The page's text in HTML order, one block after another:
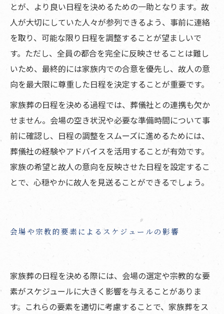
とが、より良い日程を決めるための一助となります。故
人が大切にしていた人々が参列できるよう、事前に連絡
を取り、可能な限り日程を調整することが望ましいで
す。ただし、全員の都合を完全に反映させることは難し
いため、最終的には家族内での合意を優先し、故人の意
向を最大限に尊重した日程を決定することが重要です。
家族葬の日程を決める過程では、葬儀社との連携も欠か
せません。会場の空き状況や必要な準備時間について事
前に確認し、日程の調整をスムーズに進めるためには、
葬儀社の経験やアドバイスを活用することが有効です。
家族の希望と故人の意向を反映させた日程を設定するこ
とで、心穏やかに故人を見送ることができるでしょう。
会場や宗教的要素によるスケジュールの影響
家族葬の日程を決める際には、会場の選定や宗教的な要
素がスケジュールに大きく影響を与えることがありま
す。これらの要素を適切に考慮することで、家族葬をス